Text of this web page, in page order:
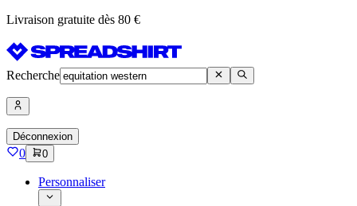
Livraison gratuite dès 80 €
Recherche
Déconnexion
0 0
Personnaliser